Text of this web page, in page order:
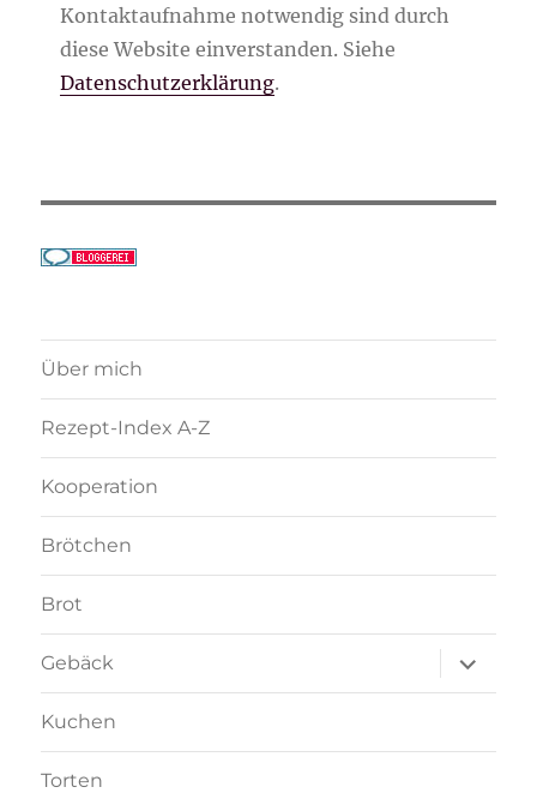
Kontaktaufnahme notwendig sind durch
diese Website einverstanden. Siehe
Datenschutzerklärung.
Über mich
Rezept-Index A-Z
Kooperation
Brötchen
Brot
Gebäck
anzeigen
Kuchen
Torten